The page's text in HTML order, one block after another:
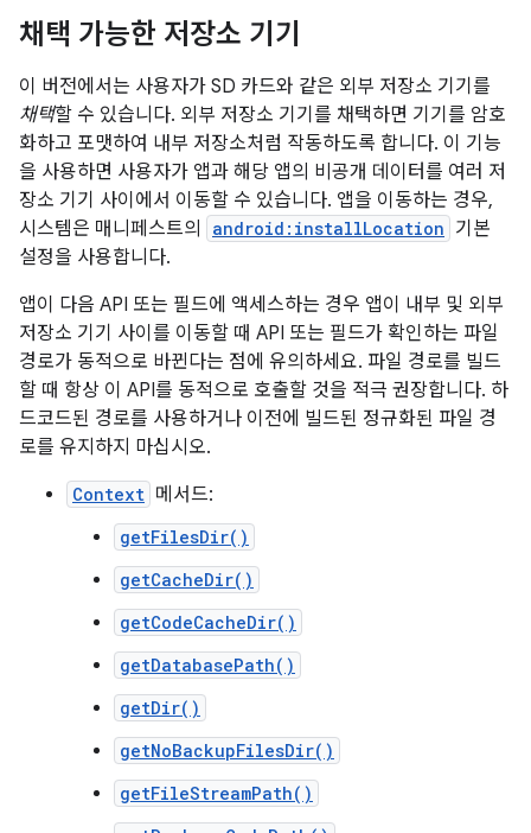
채택 가능한 저장소 기기
이 버전에서는 사용자가 SD 카드와 같은 외부 저장소 기기를
채택할 수 있습니다. 외부 저장소 기기를 채택하면 기기를 암호
화하고 포맷하여 내부 저장소처럼 작동하도록 합니다. 이 기능
을 사용하면 사용자가 앱과 해당 앱의 비공개 데이터를 여러 저
장소 기기 사이에서 이동할 수 있습니다. 앱을 이동하는 경우,
시스템은 매니페스트의
android:installLocation 기본
설정을 사용합니다.
앱이 다음 API 또는 필드에 액세스하는 경우 앱이 내부 및 외부
저장소 기기 사이를 이동할 때 API 또는 필드가 확인하는 파일
경로가 동적으로 바뀐다는 점에 유의하세요. 파일 경로를 빌드
할 때 항상 이 API를 동적으로 호출할 것을 적극 권장합니다. 하
드코드된 경로를 사용하거나 이전에 빌드된 정규화된 파일 경
로를 유지하지 마십시오.
Context 메서드:
getFilesDir()
getCacheDir()
getCodeCacheDir()
getDatabasePath()
getDir()
getNoBackupFilesDir()
getFileStreamPath()